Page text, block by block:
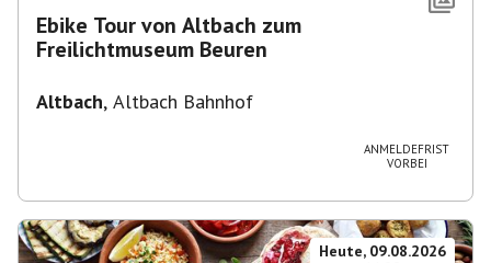
Ebike Tour von Altbach zum
Freilichtmuseum Beuren
Altbach, Altbach Bahnhof
ANMELDEFRIST
VORBEI
Heute, 09.08.2026